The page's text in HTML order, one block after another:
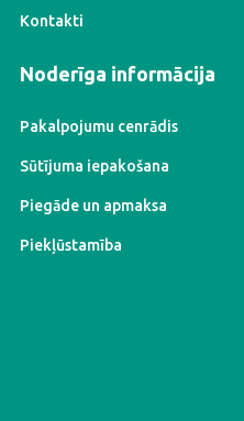
Kontakti
Noderīga informācija
Pakalpojumu cenrādis
Sūtījuma iepakošana
Piegāde un apmaksa
Piekļūstamība